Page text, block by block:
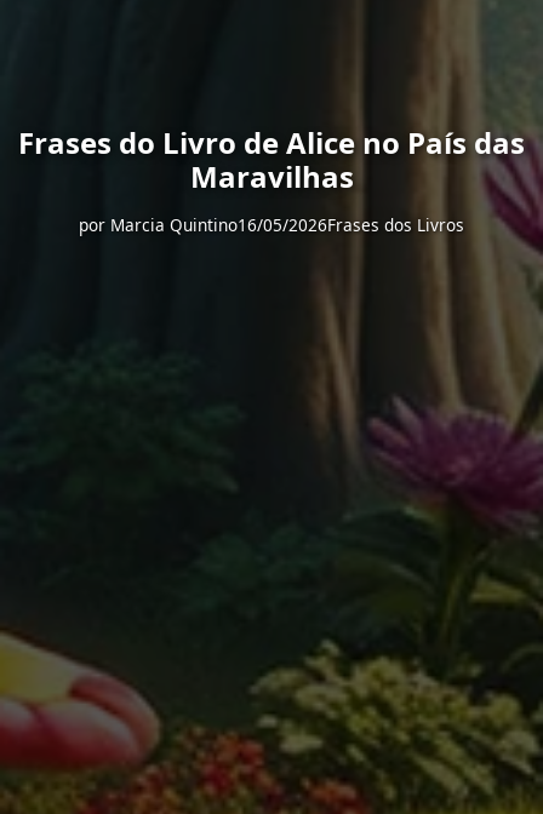
Frases do Livro de Alice no País das
Maravilhas
por Marcia Quintino16/05/2026Frases dos Livros